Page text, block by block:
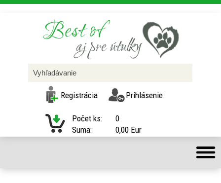
Registrácia Prihlásenie
Počet ks:
0
Suma:
0,00 Eur